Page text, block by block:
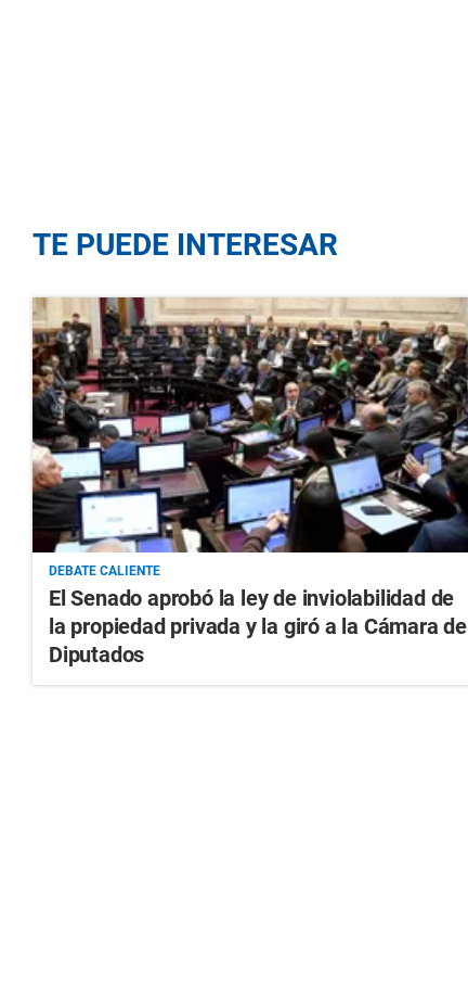
TE PUEDE INTERESAR
DEBATE CALIENTE
El Senado aprobó la ley de inviolabilidad de
la propiedad privada y la giró a la Cámara de
Diputados